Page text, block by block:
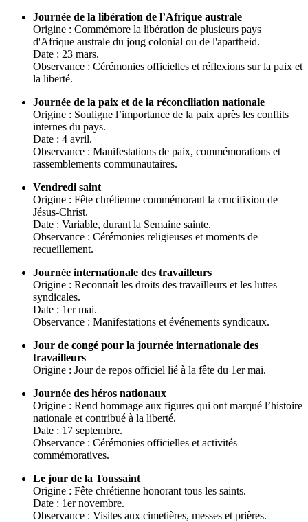
Journée de la libération de l’Afrique australe
Origine : Commémore la libération de plusieurs pays
d'Afrique australe du joug colonial ou de l'apartheid.
Date : 23 mars.
Observance : Cérémonies officielles et réflexions sur la paix et
la liberté.
Journée de la paix et de la réconciliation nationale
Origine : Souligne l’importance de la paix après les conflits
internes du pays.
Date : 4 avril.
Observance : Manifestations de paix, commémorations et
rassemblements communautaires.
Vendredi saint
Origine : Fête chrétienne commémorant la crucifixion de
Jésus-Christ.
Date : Variable, durant la Semaine sainte.
Observance : Cérémonies religieuses et moments de
recueillement.
Journée internationale des travailleurs
Origine : Reconnaît les droits des travailleurs et les luttes
syndicales.
Date : 1er mai.
Observance : Manifestations et événements syndicaux.
Jour de congé pour la journée internationale des
travailleurs
Origine : Jour de repos officiel lié à la fête du 1er mai.
Journée des héros nationaux
Origine : Rend hommage aux figures qui ont marqué l’histoire
nationale et contribué à la liberté.
Date : 17 septembre.
Observance : Cérémonies officielles et activités
commémoratives.
Le jour de la Toussaint
Origine : Fête chrétienne honorant tous les saints.
Date : 1er novembre.
Observance : Visites aux cimetières, messes et prières.